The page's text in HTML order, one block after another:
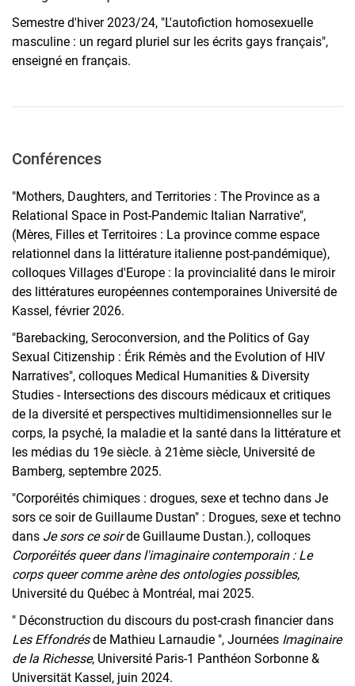
Semestre d'hiver 2023/24, "L'autofiction homosexuelle
masculine : un regard pluriel sur les écrits gays français",
enseigné en français.
Conférences
"Mothers, Daughters, and Territories : The Province as a
Relational Space in Post-Pandemic Italian Narrative",
(Mères, Filles et Territoires : La province comme espace
relationnel dans la littérature italienne post-pandémique),
colloques Villages d'Europe : la provincialité dans le miroir
des littératures européennes contemporaines Université de
Kassel, février 2026.
"Barebacking, Seroconversion, and the Politics of Gay
Sexual Citizenship : Érik Rémès and the Evolution of HIV
Narratives", colloques Medical Humanities & Diversity
Studies - Intersections des discours médicaux et critiques
de la diversité et perspectives multidimensionnelles sur le
corps, la psyché, la maladie et la santé dans la littérature et
les médias du 19e siècle. à 21ème siècle, Université de
Bamberg, septembre 2025.
"Corporéités chimiques : drogues, sexe et techno dans Je
sors ce soir de Guillaume Dustan" : Drogues, sexe et techno
dans Je sors ce soirde Guillaume Dustan.), colloques
Corporéités queer dans l'imaginaire contemporain : Le
corps queer comme arène des ontologies possibles,
Université du Québec à Montréal, mai 2025.
" Déconstruction du discours du post-crash financier dans
Les Effondrésde Mathieu Larnaudie ", Journées Imaginaire
de la Richesse, Université Paris-1 Panthéon Sorbonne &
Universität Kassel, juin 2024.